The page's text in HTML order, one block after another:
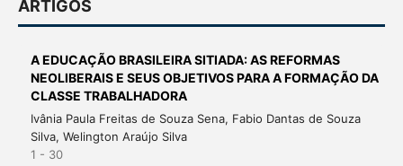
ARTIGOS
A EDUCAÇÃO BRASILEIRA SITIADA: AS REFORMAS
NEOLIBERAIS E SEUS OBJETIVOS PARA A FORMAÇÃO DA
CLASSE TRABALHADORA
Ivânia Paula Freitas de Souza Sena, Fabio Dantas de Souza
Silva, Welington Araújo Silva
1 - 30